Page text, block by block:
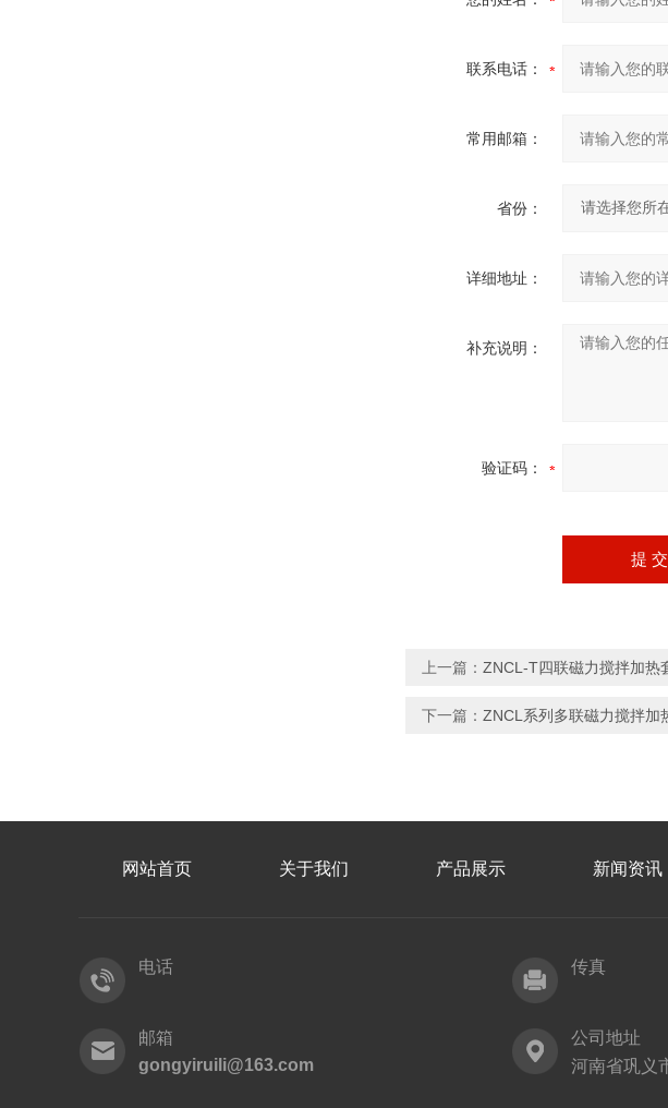
联系电话：
常用邮箱：
省份：
详细地址：
补充说明：
验证码：
上一篇： ZNCL-T四联磁力搅拌加热
下一篇： ZNCL系列多联磁力搅拌加
网站首页 关于我们 产品展示 新闻资讯
电话 传真
邮箱
gongyiruili@163.com
公司地址
河南省巩义